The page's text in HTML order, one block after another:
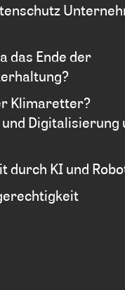
das Ende der
Klimaretter?
Digitalisierung
durch KI und